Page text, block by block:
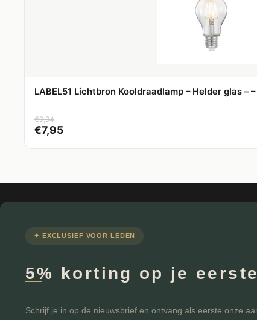
LABEL51 Lichtbron Kooldraadlamp – Helder glas – –
€9,94
€7,95
✦ EXCLUSIEF VOOR LEDEN
5% korting op je
Schrijf je in op de nieuwsbrief en ontvang als eerste onze